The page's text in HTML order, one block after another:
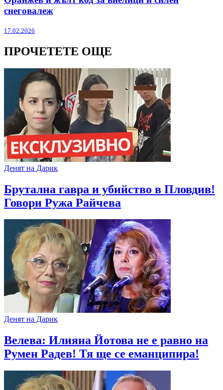
снеговалеж
17.02.2026
ПРОЧЕТЕТЕ ОЩЕ
Денят на Дарик
Брутална гавра и убийство в Пловдив!
Говори Ружа Райчева
Денят на Дарик
Велева: Илияна Йотова не е равно на
Румен Радев! Тя ще се еманципира!